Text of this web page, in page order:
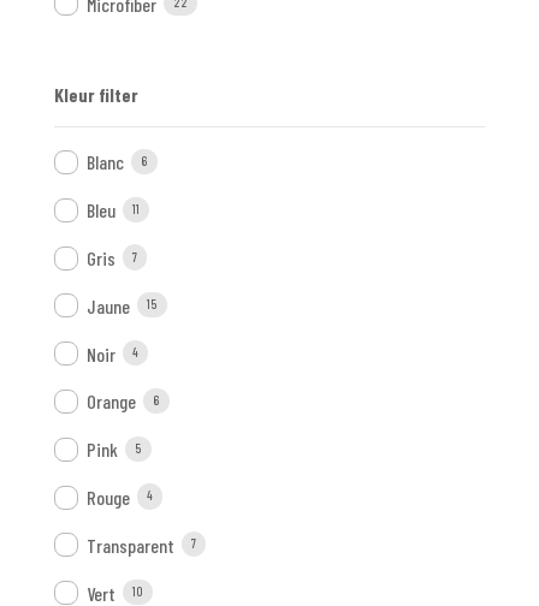
Kleur filter
Blanc 6
Bleu 11
Gris 7
Jaune 15
Noir 4
Orange 6
Pink 5
Rouge 4
Transparent 7
Vert 10